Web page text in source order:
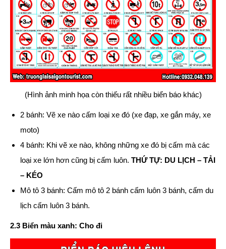
(Hình ảnh minh họa còn thiếu rất nhiều biển báo khác)
2 bánh: Vẽ xe nào cấm loại xe đó (xe đạp, xe gắn máy, xe
moto)
4 bánh: Khi vẽ xe nào, không những xe đó bị cấm mà các
loại xe lớn hơn cũng bị cấm luôn. THỨ TỰ: DU LỊCH – TẢI
– KÉO
Mô tô 3 bánh: Cấm mô tô 2 bánh cấm luôn 3 bánh, cấm du
lịch cấm luôn 3 bánh.
2.3 Biển màu xanh: Cho đi